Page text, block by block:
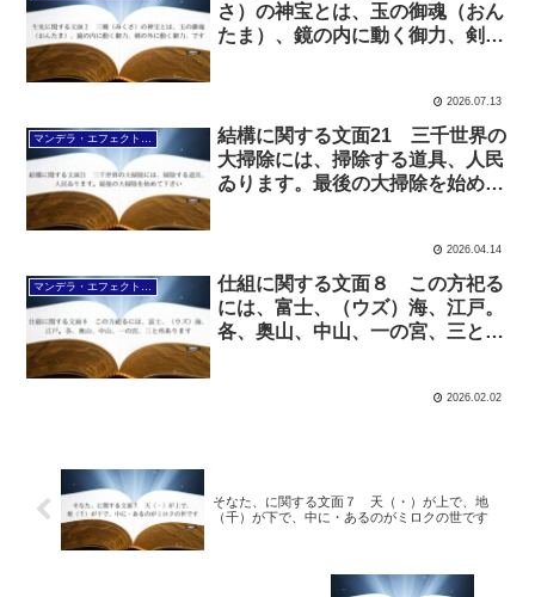
さ）の神宝とは、玉の御魂（おん
たま）、鏡の内に動く御力、剣の
2026.07.13
結構に関する文面21 三千世界の
大掃除には、掃除する道具、人民
ゐります。最後の大掃除を始めて
2026.04.14
仕組に関する文面８ この方祀る
には、富士、（ウズ）海、江戸。
各、奥山、中山、一の宮、三と所
2026.02.02
そなた、に関する文面７ 天（・）が上で、地
（千）が下で、中に・あるのがミロクの世です